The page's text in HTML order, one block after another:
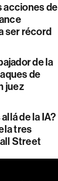
acciones de
ser récord
de la
de
juez
de la IA?
tres
Street